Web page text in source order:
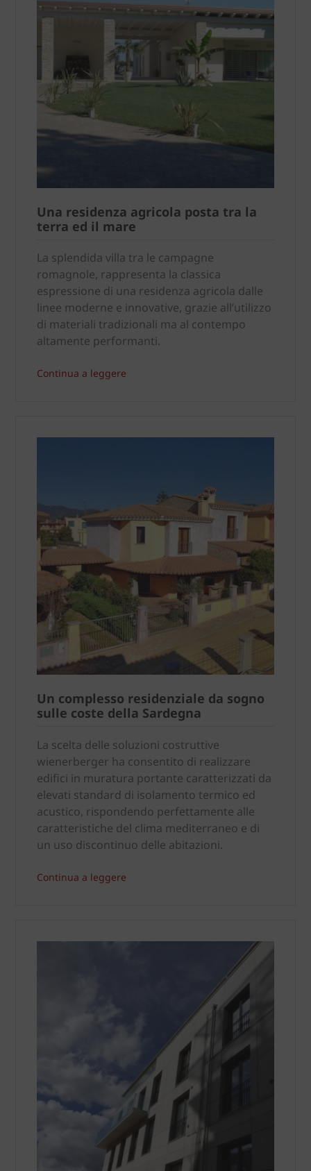
Una residenza agricola posta tra la
terra ed il mare
La splendida villa tra le campagne
romagnole, rappresenta la classica
espressione di una residenza agricola dalle
linee moderne e innovative, grazie all’utilizzo
di materiali tradizionali ma al contempo
altamente performanti.
Continua a leggere
Un complesso residenziale da sogno
sulle coste della Sardegna
La scelta delle soluzioni costruttive
wienerberger ha consentito di realizzare
edifici in muratura portante caratterizzati da
elevati standard di isolamento termico ed
acustico, rispondendo perfettamente alle
caratteristiche del clima mediterraneo e di
un uso discontinuo delle abitazioni.
Continua a leggere